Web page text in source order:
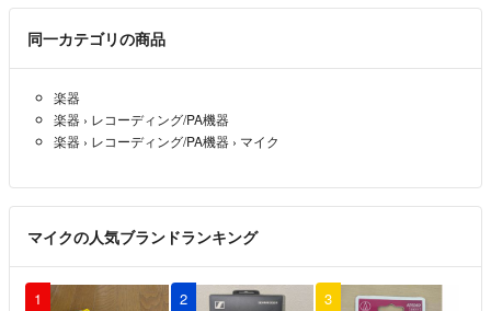
同一カテゴリの商品
楽器
楽器 › レコーディング/PA機器
楽器 › レコーディング/PA機器 › マイク
マイクの人気ブランドランキング
1 2 3